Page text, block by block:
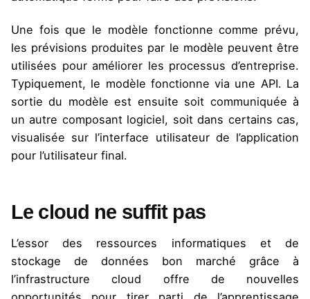
Une fois que le modèle fonctionne comme prévu,
les prévisions produites par le modèle peuvent être
utilisées pour améliorer les processus d’entreprise.
Typiquement, le modèle fonctionne via une API. La
sortie du modèle est ensuite soit communiquée à
un autre composant logiciel, soit dans certains cas,
visualisée sur l’interface utilisateur de l’application
pour l’utilisateur final.
Le cloud ne suffit pas
L’essor des ressources informatiques et de
stockage de données bon marché grâce à
l’infrastructure cloud offre de nouvelles